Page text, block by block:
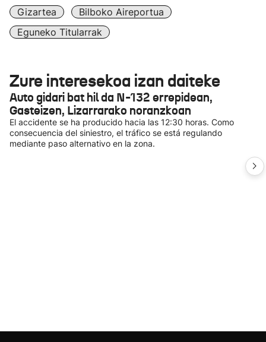
Gizartea
Bilboko Aireportua
Eguneko Titularrak
Zure interesekoa izan daiteke
Auto gidari bat hil da N-132 errepidean,
Gasteizen, Lizarrarako noranzkoan
El accidente se ha producido hacia las 12:30 horas. Como
consecuencia del siniestro, el tráfico se está regulando
mediante paso alternativo en la zona.